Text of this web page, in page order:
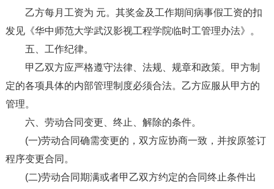
乙方每月工资为 元。其奖金及工作期间病事假工资的扣
发见《华中师范大学武汉影视工程学院临时工管理办法》。
五、工作纪律。
甲乙双方应严格遵守法律、法规、规章和政策。甲方制
定的各项具体的内部管理制度必须合法。乙方应服从甲方的
管理。
六、劳动合同变更、终止、解除的条件。
(一)劳动合同确需变更的，双方应协商一致，并按原签订
程序变更合同。
(二)劳动合同期满或者甲乙双方约定的合同终止条件出